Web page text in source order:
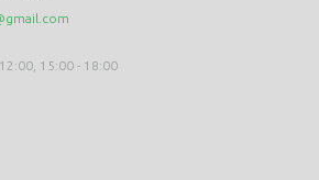
15:00 - 18:00